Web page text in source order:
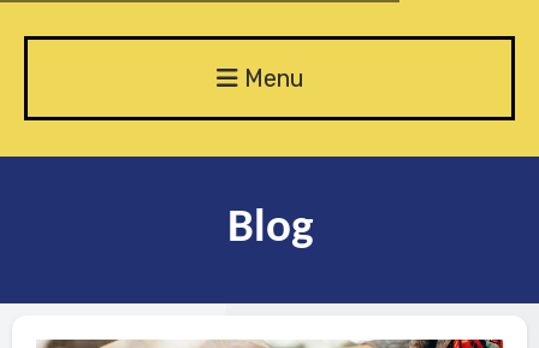
Menu
Blog